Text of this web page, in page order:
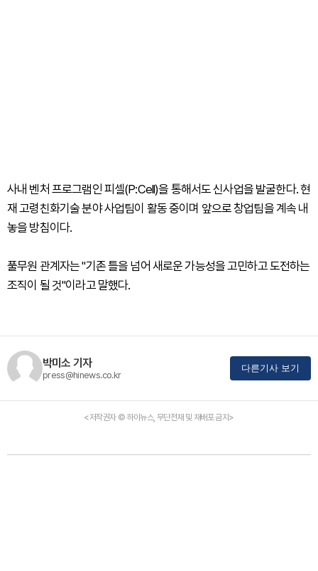
사내 벤처 프로그램인 피셀(P:Cell)을 통해서도 신사업을 발굴한다. 현
재 고령친화기술 분야 사업팀이 활동 중이며 앞으로 창업팀을 계속 내
놓을 방침이다.
풀무원 관계자는 "기존 틀을 넘어 새로운 가능성을 고민하고 도전하는
조직이 될 것"이라고 말했다.
박미소 기자
press@hinews.co.kr
다른기사 보기
<저작권자 © 하이뉴스, 무단전재 및 재배포 금지>